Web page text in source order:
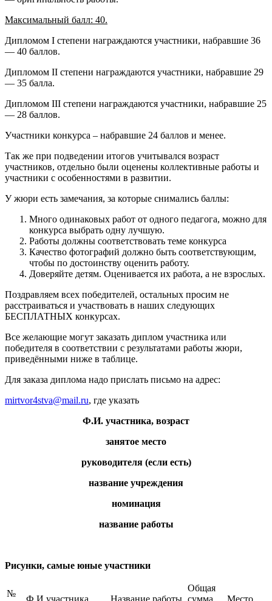
Максимальный балл: 40.
Дипломом I степени награждаются участники, набравшие 36
— 40 баллов.
Дипломом II степени награждаются участники, набравшие 29
— 35 балла.
Дипломом III степени награждаются участники, набравшие 25
— 28 баллов.
Участники конкурса – набравшие 24 баллов и менее.
Так же при подведении итогов учитывался возраст
участников, отдельно были оценены коллективные работы и
участники с особенностями в развитии.
У жюри есть замечания, за которые снимались баллы:
Много одинаковых работ от одного педагога, можно для
конкурса выбрать одну лучшую.
Работы должны соответствовать теме конкурса
Качество фотографий должно быть соответствующим,
чтобы по достоинству оценить работу.
Доверяйте детям. Оценивается их работа, а не взрослых.
Поздравляем всех победителей, остальных просим не
расстраиваться и участвовать в наших следующих
БЕСПЛАТНЫХ конкурсах.
Все желающие могут заказать диплом участника или
победителя в соответствии с результатами работы жюри,
приведёнными ниже в таблице.
Для заказа диплома надо прислать письмо на адрес:
mirtvor4stva@mail.ru, где указать
Ф.И. участника, возраст
занятое место
руководителя (если есть)
название учреждения
номинация
название работы
Рисунки, самые юные участники
№
Общая